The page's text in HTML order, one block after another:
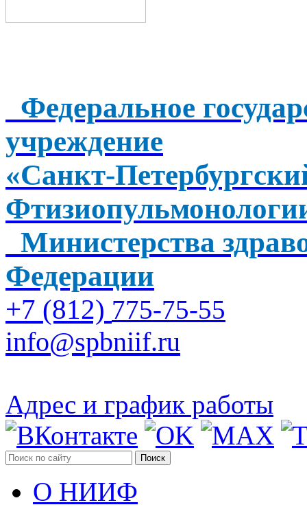
Федеральное
учреждение
«Санкт-
Министерства
Федерации
+7 (812) 775-75-55
info@spbniif.ru
Адрес и график работы
Поиск
О НИИФ